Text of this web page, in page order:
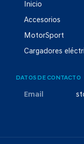
Inicio
Accesorios
MotorSport
Cargadores
DATOS DE CONTACTO
Email